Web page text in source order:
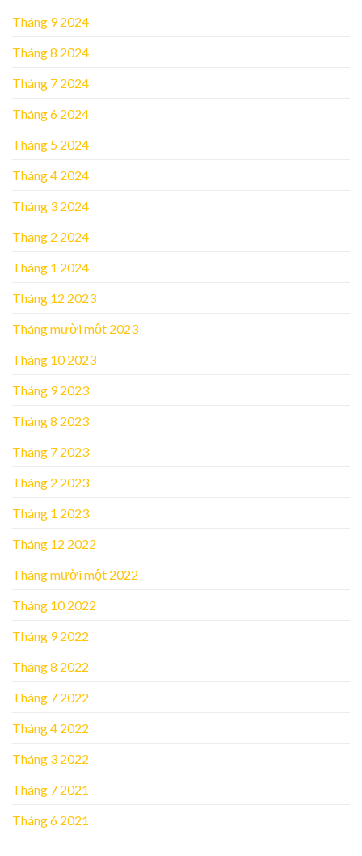
Tháng 9 2024
Tháng 8 2024
Tháng 7 2024
Tháng 6 2024
Tháng 5 2024
Tháng 4 2024
Tháng 3 2024
Tháng 2 2024
Tháng 1 2024
Tháng 12 2023
Tháng mười một 2023
Tháng 10 2023
Tháng 9 2023
Tháng 8 2023
Tháng 7 2023
Tháng 2 2023
Tháng 1 2023
Tháng 12 2022
Tháng mười một 2022
Tháng 10 2022
Tháng 9 2022
Tháng 8 2022
Tháng 7 2022
Tháng 4 2022
Tháng 3 2022
Tháng 7 2021
Tháng 6 2021